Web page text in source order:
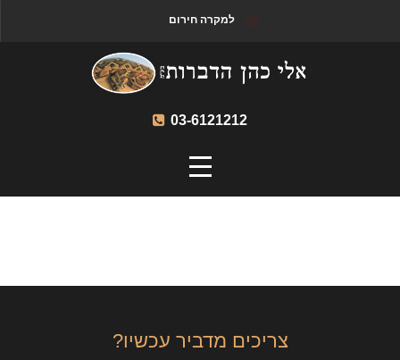
03-6121212
למקרה חירום
צריכים מדביר עכשיו?